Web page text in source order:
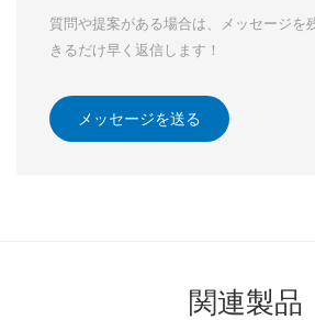
質問や提案がある場合は、メッセージを
きるだけ早く返信します！
メッセージを送る
関連製品